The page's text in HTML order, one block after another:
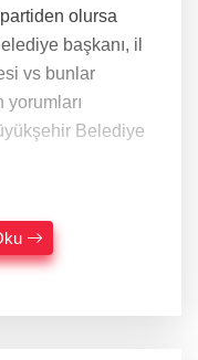
olursa
başkanı, il
vs bunlar
yorumları